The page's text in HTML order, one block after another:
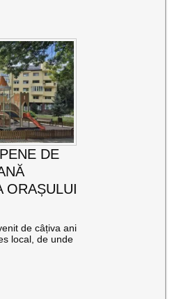
DE
ORAȘULUI
de câțiva ani
local, de unde